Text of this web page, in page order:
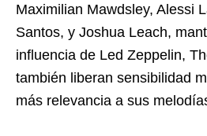
Maximilian Mawdsley, Alessi
Santos, y Joshua Leach,
influencia de Led Zeppelin,
también liberan sensibilidad
más relevancia a sus